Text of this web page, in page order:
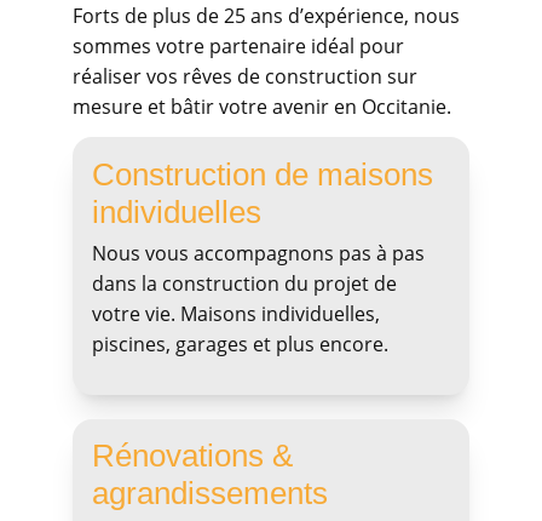
Forts de plus de 25 ans d’expérience, nous
sommes votre partenaire idéal pour
réaliser vos rêves de construction sur
mesure et bâtir votre avenir en Occitanie.
Construction de maisons
individuelles
Nous vous accompagnons pas à pas
dans la construction du projet de
votre vie. Maisons individuelles,
piscines, garages et plus encore.
Rénovations &
agrandissements